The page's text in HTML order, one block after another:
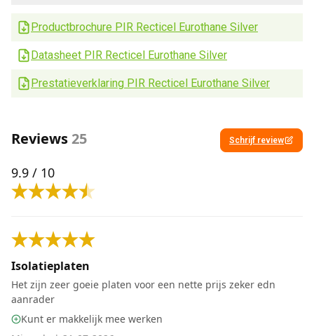
Productbrochure PIR Recticel Eurothane Silver
Datasheet PIR Recticel Eurothane Silver
Prestatieverklaring PIR Recticel Eurothane Silver
Reviews25 Schrijf review
9.9 / 10
Isolatieplaten
Het zijn zeer goeie platen voor een nette prijs zeker edn
aanrader
Kunt er makkelijk mee werken